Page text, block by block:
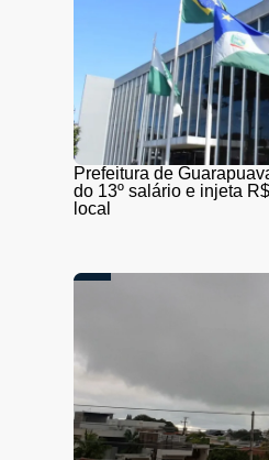
Prefeitura de
do 13º salário e injeta
local